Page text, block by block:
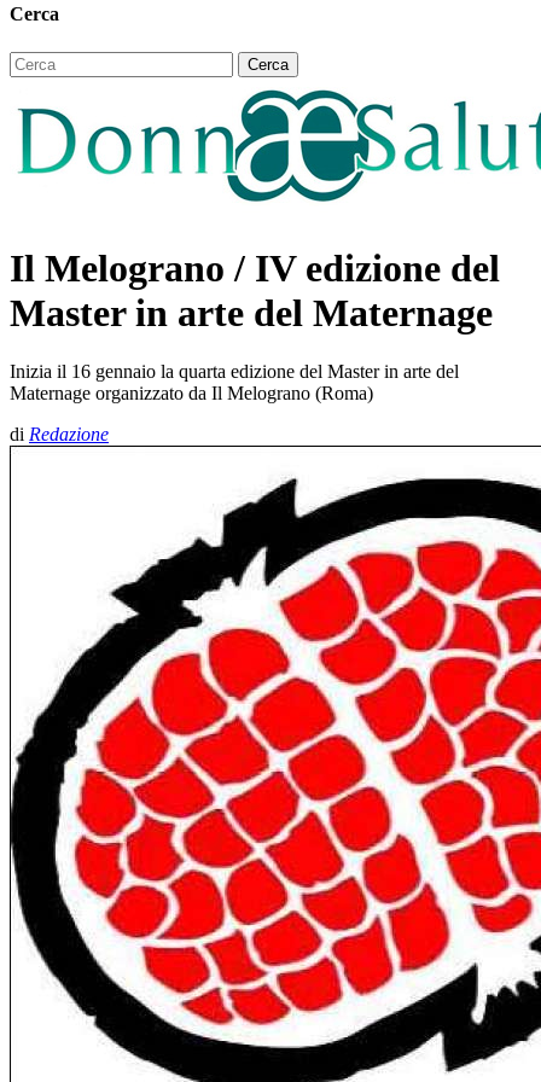
Cerca
Il Melograno / IV edizione del
Master in arte del Maternage
Inizia il 16 gennaio la quarta edizione del Master in arte del
Maternage organizzato da Il Melograno (Roma)
di Redazione